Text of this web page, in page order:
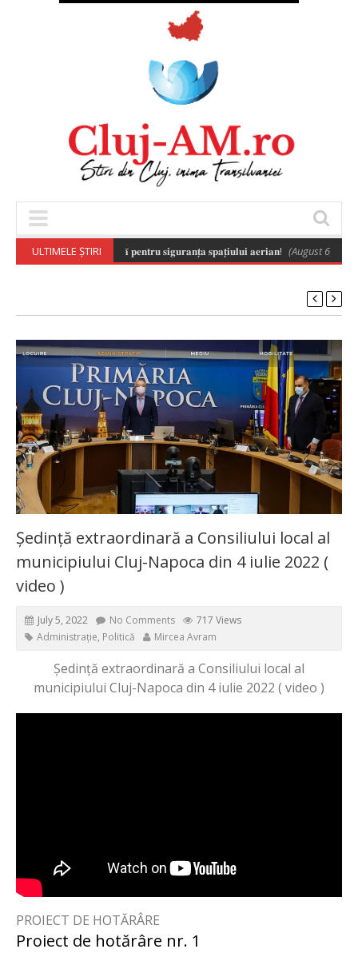
ULTIMELE ȘTIRI
𝐝𝐫𝐨𝐧𝐞𝐥𝐨𝐫 𝐞𝐬𝐭𝐞 𝐞𝐬𝐞𝐧𝐭̦𝐢𝐚𝐥𝐚̆ 𝐩𝐞𝐧𝐭𝐫𝐮 𝐬𝐢𝐠𝐮𝐫𝐚𝐧𝐭̦𝐚 𝐬𝐩𝐚𝐭̦𝐢𝐮𝐥𝐮𝐢 𝐚𝐞𝐫𝐢𝐚𝐧! (August 6, 2026
Ședință extraordinară a Consiliului local al
municipiului Cluj-Napoca din 4 iulie 2022 (
video )
July 5, 2022 No Comments
717 Views
Administrație, Politică Mircea Avram
Ședință extraordinară a Consiliului local al
municipiului Cluj-Napoca din 4 iulie 2022 ( video )
PROIECT DE HOTĂRÂRE
Proiect de hotărâre nr. 1